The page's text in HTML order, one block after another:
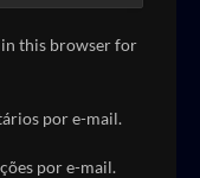
in this browser for
por e-mail.
por e-mail.